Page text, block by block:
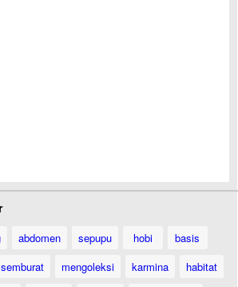
abdomen sepupu hobi
basis
semburat mengoleksi karmina
habitat